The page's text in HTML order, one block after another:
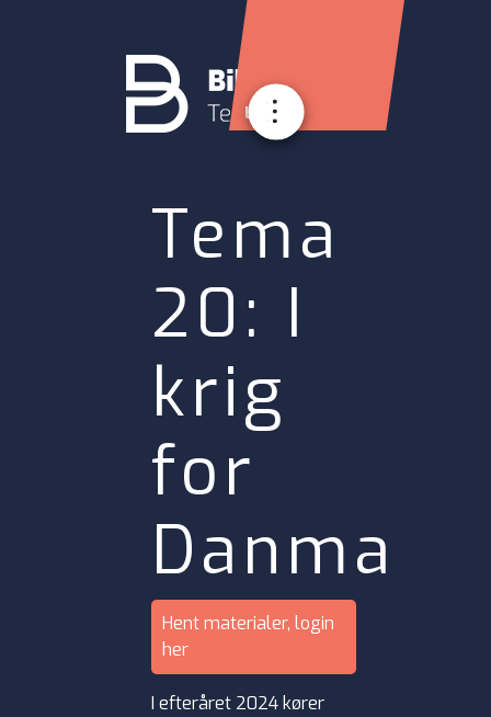
Login
Tema
20: I
krig
for
Danmark
Hent materialer, login
her
I efteråret 2024 kører